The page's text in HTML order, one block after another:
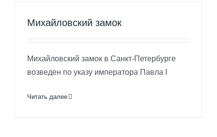
Михайловский замок
Михайловский замок в Санкт-Петербурге
возведен по указу императора Павла I
Читать далее